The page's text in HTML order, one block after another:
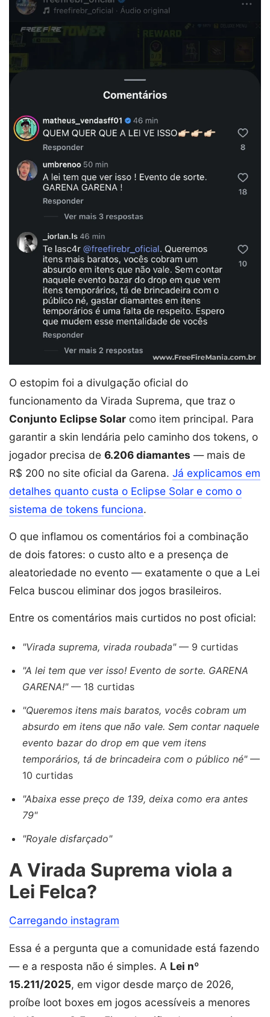
O estopim foi a divulgação oficial do
funcionamento da Virada Suprema, que traz o
Conjunto Eclipse Solar como item principal. Para
garantir a skin lendária pelo caminho dos tokens, o
jogador precisa de 6.206 diamantes — mais de
R$ 200 no site oficial da Garena. Já explicamos em
detalhes quanto custa o Eclipse Solar e como o
sistema de tokens funciona.
O que inflamou os comentários foi a combinação
de dois fatores: o custo alto e a presença de
aleatoriedade no evento — exatamente o que a Lei
Felca buscou eliminar dos jogos brasileiros.
Entre os comentários mais curtidos no post oficial:
"Virada suprema, virada roubada"— 9 curtidas
"A lei tem que ver isso! Evento de sorte. GARENA
GARENA!"— 18 curtidas
"Queremos itens mais baratos, vocês cobram um
absurdo em itens que não vale. Sem contar naquele
evento bazar do drop em que vem itens
temporários, tá de brincadeira com o público né"—
10 curtidas
"Abaixa esse preço de 139, deixa como era antes
79"
"Royale disfarçado"
A Virada Suprema viola a
Lei Felca?
Carregando instagram
Essa é a pergunta que a comunidade está fazendo
— e a resposta não é simples. A Lei nº
15.211/2025, em vigor desde março de 2026,
proíbe loot boxes em jogos acessíveis a menores